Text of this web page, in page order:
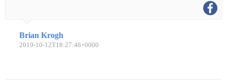
Brian Krogh
2019-10-12T18:27:46+0000